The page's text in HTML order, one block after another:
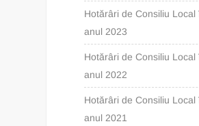
Hotărâri de Consiliu Local
anul 2023
Hotărâri de Consiliu Local
anul 2022
Hotărâri de Consiliu Local
anul 2021